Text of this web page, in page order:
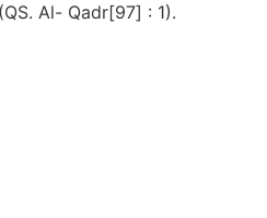
(QS. Al- Qadr[97] : 1).